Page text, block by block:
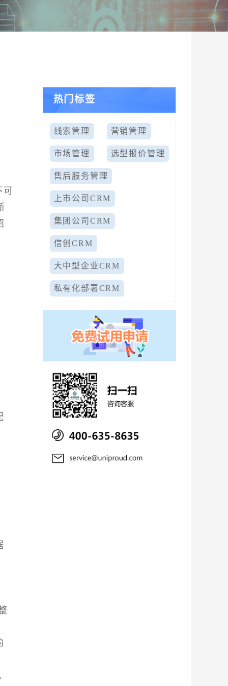
可
热门标签
线索管理 营销管理
市场管理 选型报价管理
售后服务管理
上市公司CRM
集团公司CRM
信创CRM
大中型企业CRM
私有化部署CRM